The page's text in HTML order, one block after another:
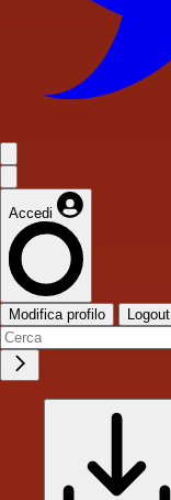
Accedi
Modifica profilo Logout